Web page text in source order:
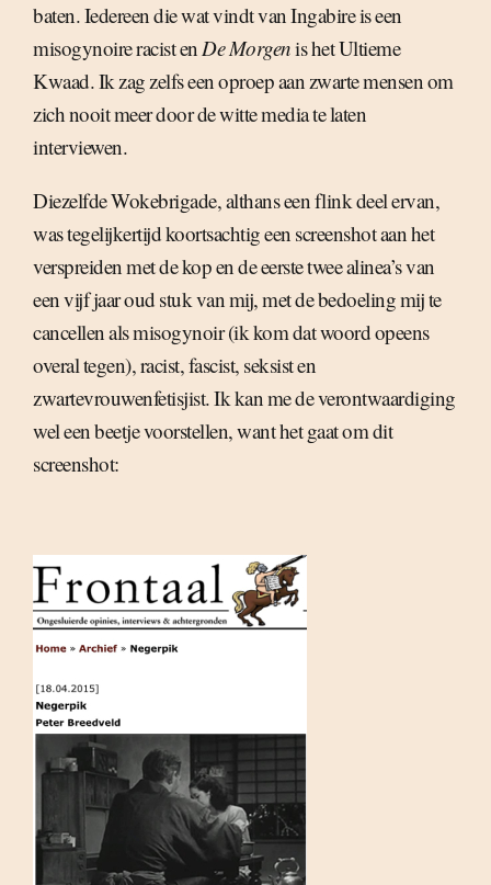
baten. Iedereen die wat vindt van Ingabire is een
misogynoire racist enDe Morgenis het Ultieme
Kwaad. Ik zag zelfs een oproep aan zwarte mensen om
zich nooit meer door de witte media te laten
interviewen.
Diezelfde Wokebrigade, althans een flink deel ervan,
was tegelijkertijd koortsachtig een screenshot aan het
verspreiden met de kop en de eerste twee alinea’s van
een vijf jaar oud stuk van mij, met de bedoeling mij te
cancellen als misogynoir (ik kom dat woord opeens
overal tegen), racist, fascist, seksist en
zwartevrouwenfetisjist. Ik kan me de verontwaardiging
wel een beetje voorstellen, want het gaat om dit
screenshot: